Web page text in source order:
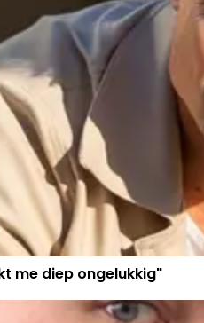
me diep ongelukkig"